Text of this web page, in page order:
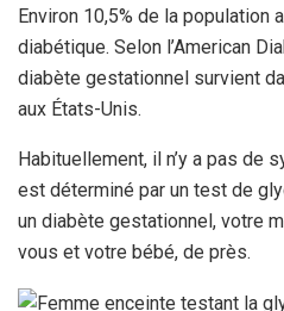
Environ 10,5% de la population
diabétique. Selon l’American
diabète gestationnel survient
aux États-Unis.
Habituellement, il n’y a pas de
est déterminé par un test de
un diabète gestationnel, votre
vous et votre bébé, de près.